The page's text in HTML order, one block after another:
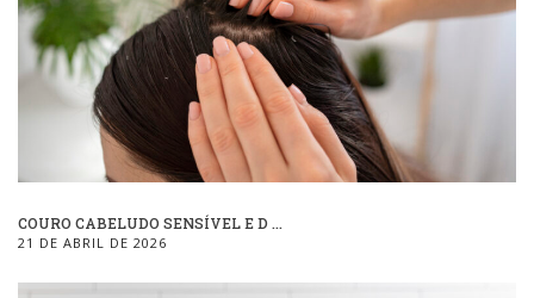
COURO CABELUDO SENSÍVEL E D ...
21 DE ABRIL DE 2026